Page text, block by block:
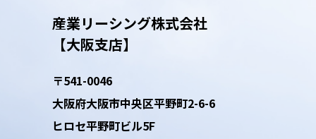
産業リーシング株式会社
【大阪支店】
〒541-0046
大阪府大阪市中央区平野町2-6-6
ヒロセ平野町ビル5F